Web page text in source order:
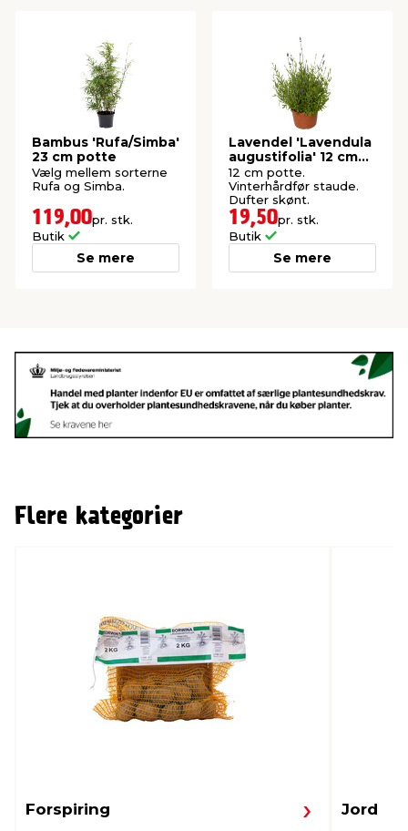
Bambus 'Rufa/Simba'
23 cm potte
Vælg mellem sorterne
Rufa og Simba.
119,00pr. stk.
Butik
Se mere
Lavendel 'Lavendula
augustifolia' 12 cm
potte
12 cm potte.
Vinterhårdfør staude.
Dufter skønt.
19,50pr. stk.
Butik
Se mere
Flere kategorier
Forspiring Jord